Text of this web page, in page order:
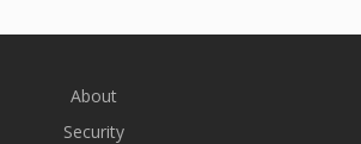
About
Security